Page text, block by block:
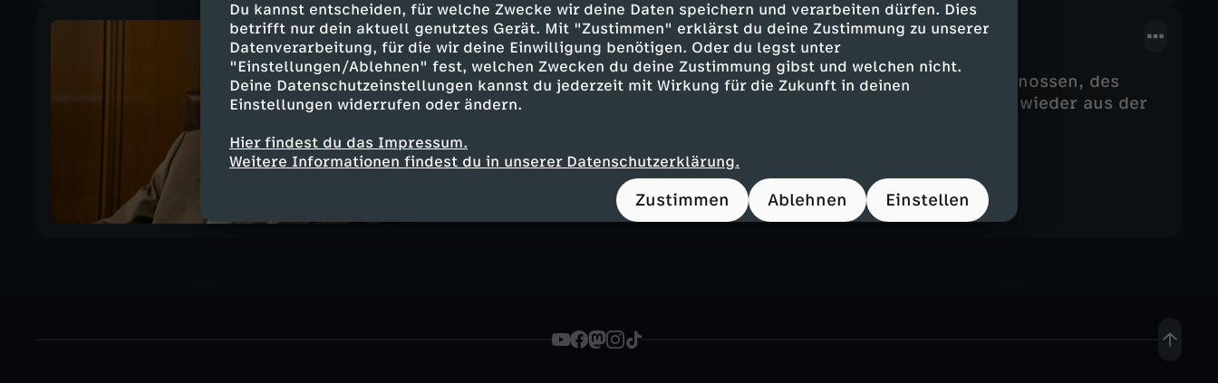
Du kannst entscheiden, für welche Zwecke wir deine Daten speichern und verarbeiten dürfen. Dies
betrifft nur dein aktuell genutztes Gerät. Mit "Zustimmen" erklärst du deine Zustimmung zu unserer
Datenverarbeitung, für die wir deine Einwilligung benötigen. Oder du legst unter
"Einstellungen/Ablehnen" fest, welchen Zwecken du deine Zustimmung gibst und welchen nicht.
Deine Datenschutzeinstellungen kannst du jederzeit mit Wirkung für die Zukunft in deinen
Einstellungen widerrufen oder ändern.
Hier findest du das Impressum.
Weitere Informationen findest du in unserer Datenschutzerklärung.
Zustimmen Ablehnen Einstellen
Der Politbüro-Skandal
45 Min. 25.06.2023 UT 6
Die Dokumentation zeigt die Absetzung eines populären Spitzengenossen, des
Politbüro-Mitglieds Konrad Naumann, der durch Eskapaden immer wieder aus der